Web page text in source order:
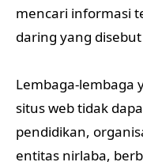
mencari informasi
daring yang
Lembaga-lembaga
situs web tidak
pendidikan,
entitas nirlaba,